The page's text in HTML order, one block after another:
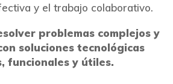
y el trabajo colaborativo.
problemas complejos y
soluciones tecnológicas
funcionales y útiles.